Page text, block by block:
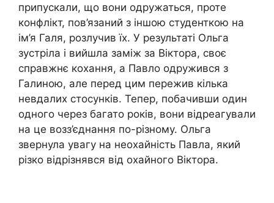
припускали, що вони одружаться, проте
конфлікт, пов’язаний з іншою студенткою на
ім’я Галя, розлучив їх. У результаті Ольга
зустріла і вийшла заміж за Віктора, своє
справжнє кохання, а Павло одружився з
Галиною, але перед цим пережив кілька
невдалих стосунків. Тепер, побачивши один
одного через багато років, вони відреагували
на це возз’єднання по-різному. Ольга
звернула увагу на неохайність Павла, який
різко відрізнявся від охайного Віктора.